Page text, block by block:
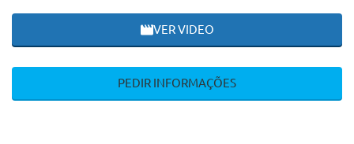
VER VIDEO
PEDIR INFORMAÇÕES